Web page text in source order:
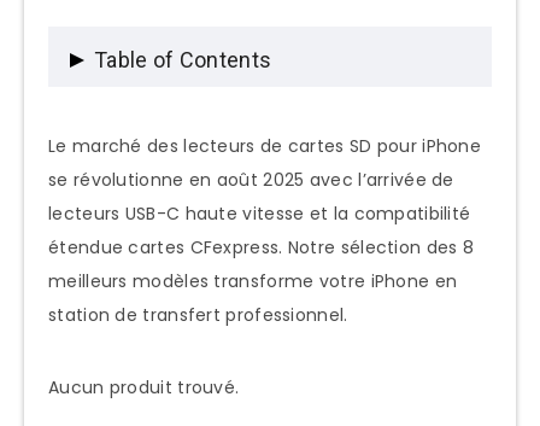
Table of Contents
Les 8 meilleurs lecteurs cartes SD iPhone
d’août 2025
1. SanDisk Extreme Pro USB-C – Le plus
rapide
2. Lexar Professional CFR1 – Le
polyvalent premium
Le marché des lecteurs de cartes SD pour iPhone
se révolutionne en août 2025 avec l’arrivée de
lecteurs USB-C haute vitesse et la compatibilité
étendue cartes CFexpress. Notre sélection des 8
meilleurs modèles transforme votre iPhone en
station de transfert professionnel.
Aucun produit trouvé.